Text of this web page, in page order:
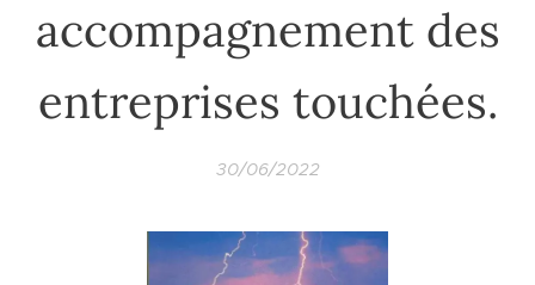
accompagnement des
entreprises touchées.
30/06/2022